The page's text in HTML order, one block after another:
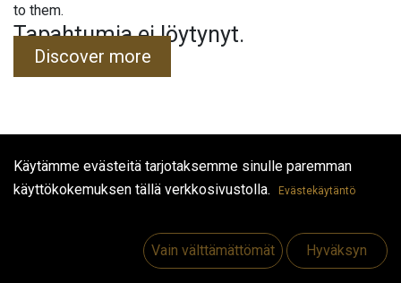
Tapahtumia ei löytynyt.
Hyödyllisiä linkkejä
to them.
Discover more
Käytämme evästeitä tarjotaksemme sinulle paremman
käyttökokemuksen tällä verkkosivustolla.
Evästekäytäntö
Vain välttämättömät Hyväksyn